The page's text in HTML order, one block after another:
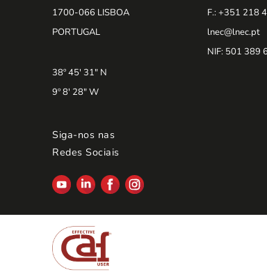
1700-066 LISBOA
PORTUGAL
38º 45' 31" N
9º 8' 28" W
F.: +351 218
lnec@lnec.pt
NIF: 501 389
Siga-nos nas
Redes Sociais